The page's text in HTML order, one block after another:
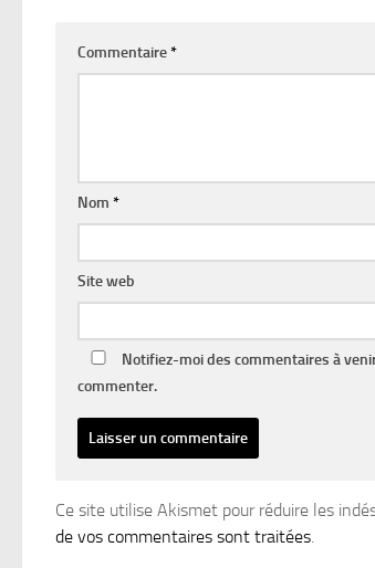
Commentaire*
Nom *
Site web
Notifiez-moi des commentaires à
commenter.
Ce site utilise Akismet pour réduire les
de vos commentaires sont traitées